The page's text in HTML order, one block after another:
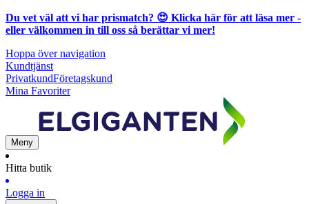
Du vet väl att vi har prismatch? 😍 Klicka här för att läsa mer -
eller välkommen in till oss så berättar vi mer!
Hoppa över navigation
Kundtjänst
PrivatkundFöretagskund
Mina Favoriter
Meny
Hitta butik
Logga in